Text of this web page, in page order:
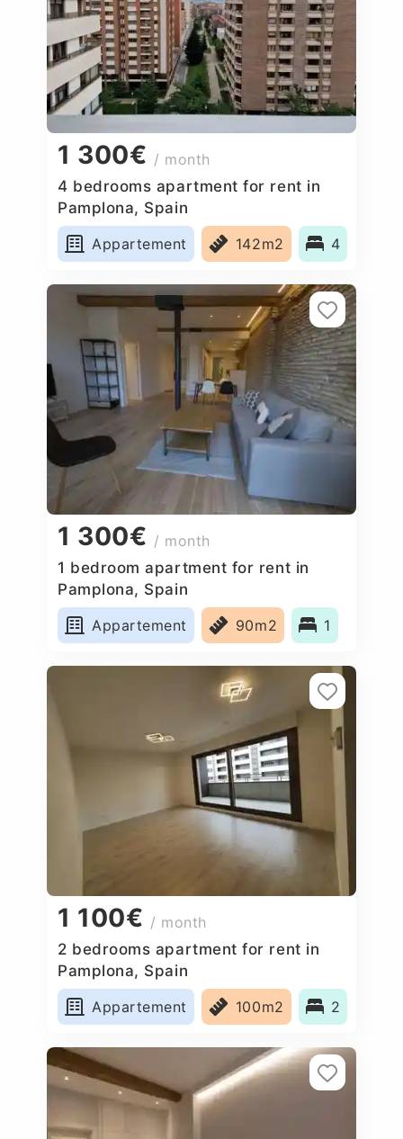
1 300€ / month
4 bedrooms apartment for rent in
Pamplona, Spain
Appartement
142m2 4
1 300€ / month
1 bedroom apartment for rent in
Pamplona, Spain
Appartement
90m2 1
1 100€ / month
2 bedrooms apartment for rent in
Pamplona, Spain
Appartement
100m2 2